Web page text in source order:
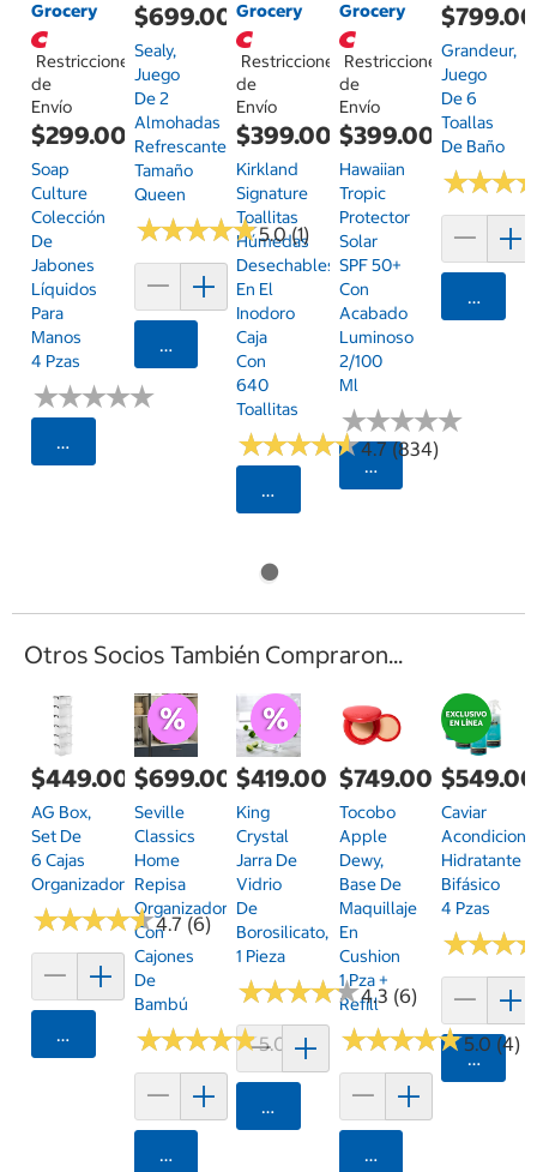
Grocery
Restricciones
de
Envío
$299.00
Soap
Culture
Colección
De
Jabones
Líquidos
Para
Manos
4 Pzas
★★★★★
★★★★★
Seleccionar Código Postal
$699.00
Sealy,
Juego
De 2
Almohadas
Refrescantes,
Tamaño
Queen
★★★★★
★★★★★5.0 (1)
Agregar
Grocery
Restricciones
de
Envío
$399.00
Kirkland
Signature
Toallitas
Húmedas
Desechables
En El
Inodoro
Caja
Con
640
Toallitas
★★★★★
★★★★★4.7 (834)
Seleccionar Código Postal
Grocery
Restricciones
de
Envío
$399.00
Hawaiian
Tropic
Protector
Solar
SPF 50+
Con
Acabado
Luminoso
2/100
Ml
★★★★★
★★★★★
Seleccionar
$799.00
Grandeur,
Juego
De 6
Toallas
De Baño
★★★
★★★
Otros Socios También Compraron...
$449.00
AG Box,
Set De
6 Cajas
Organizadoras
★★★★★
★★★★★4.7 (6)
Agregar
$699.00
Seville
Classics
Home
Repisa
Organizadora
Con
Cajones
De
Bambú
★★★★★
★★★★★5.0 (1)
Agregar
$419.00
King
Crystal
Jarra De
Vidrio
De
Borosilicato,
1 Pieza
★★★★★
★★★★★4.3 (6)
Agregar
$749.00
Tocobo
Apple
Dewy,
Base De
Maquillaje
En
Cushion
1 Pza +
Refill
★★★★★
★★★★★5.0 (4)
Agregar
$549.00
Caviar
Hidratante
Bifásico
4 Pzas
★★★
★★★